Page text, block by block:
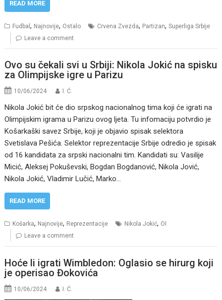
READ MORE
Fudbal, Najnovije, Ostalo Crvena Zvezda, Partizan,Superliga Srbije
Leave a comment
Ovo su čekali svi u Srbiji: Nikola Jokić na spisku
za Olimpijske igre u Parizu
10/06/2024 I. Ć.
Nikola Jokić bit će dio srpskog nacionalnog tima koji će igrati na
Olimpijskim igrama u Parizu ovog ljeta. Tu infomaciju potvrdio je
Košarkaški savez Srbije, koji je objavio spisak selektora
Svetislava Pešića. Selektor reprezentacije Srbije odredio je spisak
od 16 kandidata za srpski nacionalni tim. Kandidati su: Vasilije
Micić, Aleksej Pokuševski, Bogdan Bogdanović, Nikola Jović,
Nikola Jokić, Vladimir Lučić, Marko…
READ MORE
Košarka, Najnovije, Reprezentacije Nikola Jokić, OI
Leave a comment
Hoće li igrati Wimbledon: Oglasio se hirurg koji
je operisao Đokovića
10/06/2024 I. Ć.